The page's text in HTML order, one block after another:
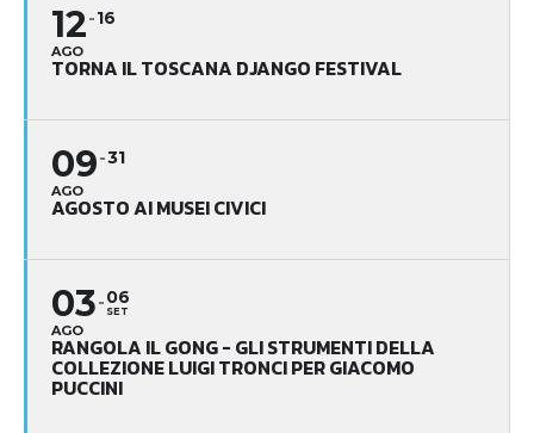
12
AGO
16
TORNA IL TOSCANA DJANGO FESTIVAL
09
AGO
31
AGOSTO AI MUSEI CIVICI
03
AGO
06
SET
RANGOLA IL GONG - GLI STRUMENTI DELLA
COLLEZIONE LUIGI TRONCI PER GIACOMO
PUCCINI